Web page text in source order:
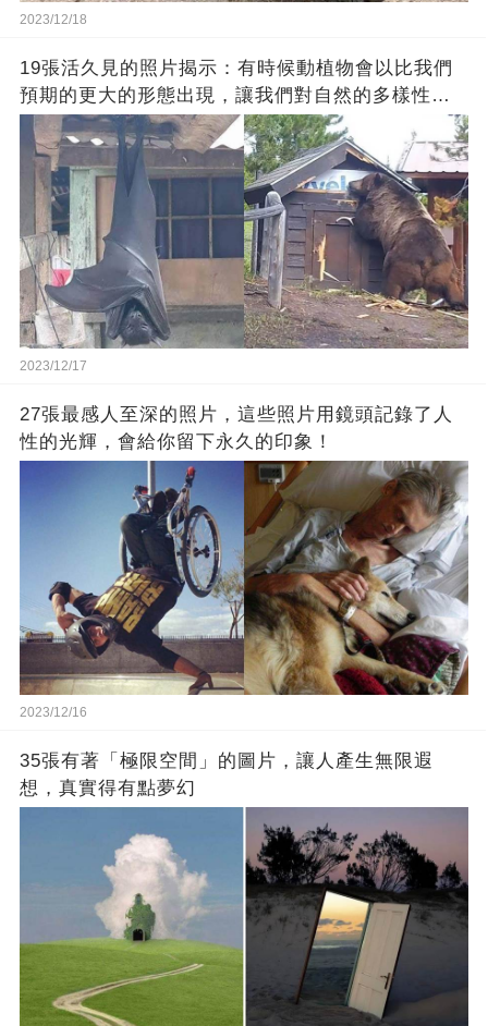
2023/12/18
19張活久見的照片揭示：有時候動植物會以比我們
預期的更大的形態出現，讓我們對自然的多樣性感
到驚嘆
2023/12/17
27張最感人至深的照片，這些照片用鏡頭記錄了人
性的光輝，會給你留下永久的印象！
2023/12/16
35張有著「極限空間」的圖片，讓人產生無限遐
想，真實得有點夢幻